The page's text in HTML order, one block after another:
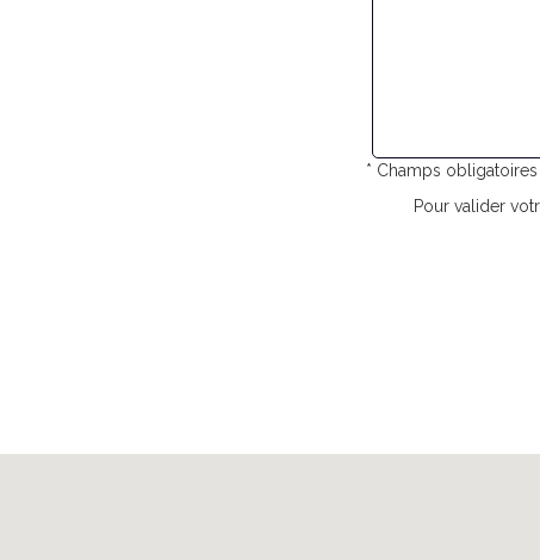
* Champs obligatoires
Pour valider